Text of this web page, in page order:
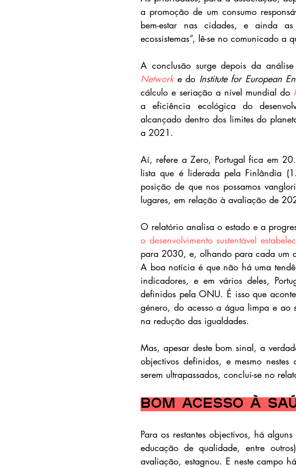
a promoção de um consumo
bem-estar nas cidades, e ainda
ecossistemas”, lê-se no comunicado a
A conclusão surge depois da
Network e do Institute for European
cálculo e seriação a nível mundial do
a eficiência ecológica do
alcançado dentro dos limites do
a 2021.
Aí, refere a Zero, Portugal fica em
lista que é liderada pela Finlândia
posição de que nos possamos
lugares, em relação à avaliação de
O relatório analisa o estado e a
o desenvolvimento sustentável
para 2030, e, olhando para cada um
A boa notícia é que não há uma
indicadores, e em vários deles,
definidos pela ONU. É isso que
género, do acesso a água limpa e ao
na redução das igualdades.
Mas, apesar deste bom sinal, a
objectivos definidos, e mesmo
serem ultrapassados, conclui-se no
Bom acesso à
Para os restantes objectivos, há
educação de qualidade, entre
avaliação, estagnou. E neste campo